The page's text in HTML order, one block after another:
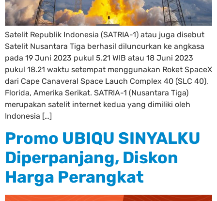
Satelit Republik Indonesia (SATRIA-1) atau juga disebut
Satelit Nusantara Tiga berhasil diluncurkan ke angkasa
pada 19 Juni 2023 pukul 5.21 WIB atau 18 Juni 2023
pukul 18.21 waktu setempat menggunakan Roket SpaceX
dari Cape Canaveral Space Lauch Complex 40 (SLC 40),
Florida, Amerika Serikat. SATRIA-1 (Nusantara Tiga)
merupakan satelit internet kedua yang dimiliki oleh
Indonesia […]
Promo UBIQU SINYALKU
Diperpanjang, Diskon
Harga Perangkat